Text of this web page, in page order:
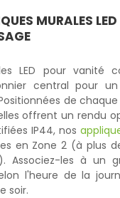
MURALES
LED pour vanité
central pour
de
offrent un rendu
IP44, nos
en Zone 2 (à plus
Associez-les à un
l'heure de la
soir.